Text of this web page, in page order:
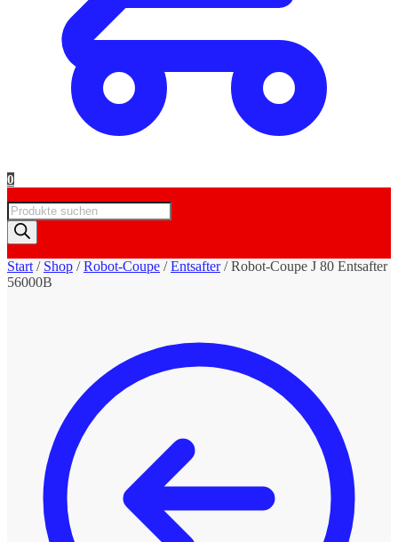
0
Products
search
Start / Shop /Robot-Coupe /Entsafter/Robot-Coupe J 80 Entsafter
56000B